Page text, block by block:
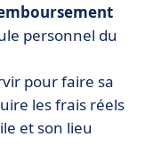
personnel du
pour faire sa
les frais réels
et son lieu